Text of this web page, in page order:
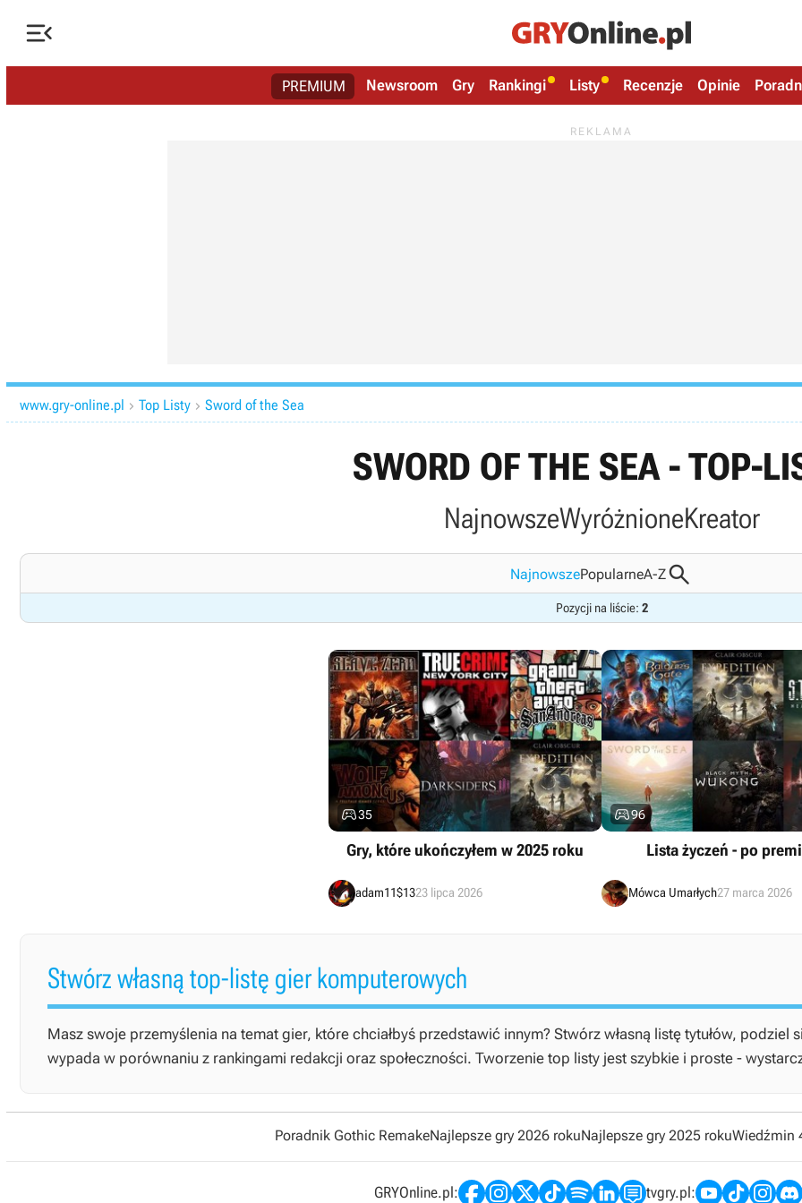

PREMIUM Newsroom Gry Rankingi Listy Recenzje Opinie
www.gry-online.pl  Top Listy  Sword of the Sea
SWORD OF THE SEA - TOP-
NajnowszeWyróżnioneKreator
NajnowszePopularneA-Z
Pozycji na liście: 2
35
Gry, które ukończyłem w 2025 roku
adam11$1323 lipca 2026
96
Lista życzeń - po
Mówca Umarłych27 marca 2026
Stwórz własną top-listę gier komputerowych
Masz swoje przemyślenia na temat gier, które chciałbyś przedstawić innym? Stwórz własną listę tytułów,
wypada w porównaniu z rankingami redakcji oraz społeczności. Tworzenie top listy jest szybkie i proste -
Poradnik Gothic RemakeNajlepsze gry 2026 rokuNajlepsze gry 2025 rokuWiedźmin
GRYOnline.pl: tvgry.pl: